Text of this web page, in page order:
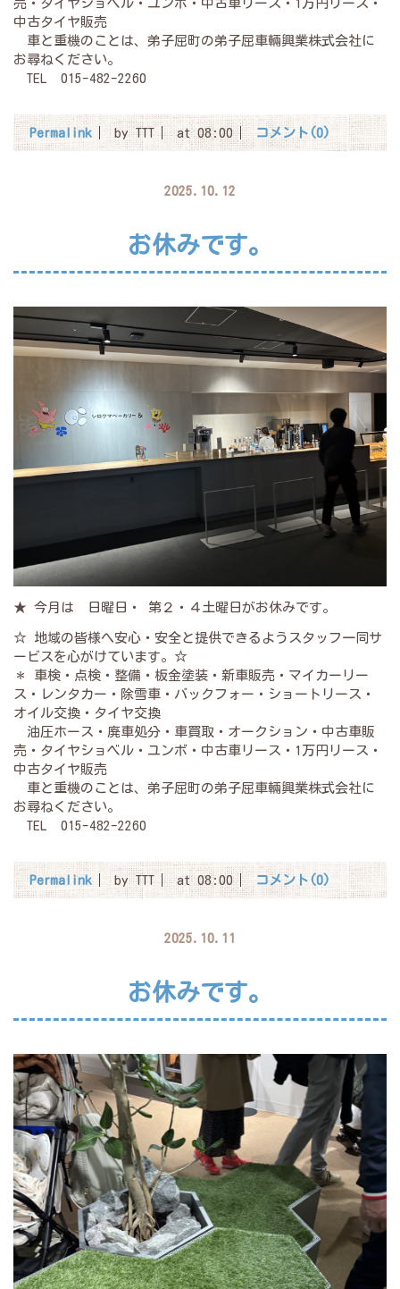
売・タイヤショベル・ユンボ・中古車リース・1万円リース・
中古タイヤ販売
車と重機のことは、弟子屈町の弟子屈車輛興業株式会社に
お尋ねください。
TEL 015-482-2260
Permalink by TTT at 08:00 コメント(0)
2025.10.12
お休みです。
★ 今月は 日曜日・ 第２・４土曜日がお休みです。
☆ 地域の皆様へ安心・安全と提供できるようスタッフ一同サ
ービスを心がけています。☆
＊ 車検・点検・整備・板金塗装・新車販売・マイカーリー
ス・レンタカー・除雪車・バックフォー・ショートリース・
オイル交換・タイヤ交換
油圧ホース・廃車処分・車買取・オークション・中古車販
売・タイヤショベル・ユンボ・中古車リース・1万円リース・
中古タイヤ販売
車と重機のことは、弟子屈町の弟子屈車輛興業株式会社に
お尋ねください。
TEL 015-482-2260
Permalink by TTT at 08:00 コメント(0)
2025.10.11
お休みです。